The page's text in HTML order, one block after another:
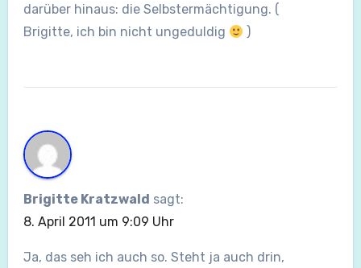
darüber hinaus: die Selbstermächtigung. (
Brigitte, ich bin nicht ungeduldig
)
Brigitte Kratzwald sagt:
8. April 2011 um 9:09 Uhr
Ja, das seh ich auch so. Steht ja auch drin,